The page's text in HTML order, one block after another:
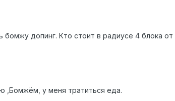
допинг. Кто стоит в радиусе 4 блока от
,Бомжём, у меня тратиться еда.